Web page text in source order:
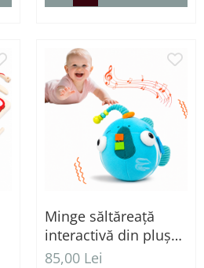
Minge săltăreață
interactivă din pluș
pentru bebeluși cu
85,00 Lei